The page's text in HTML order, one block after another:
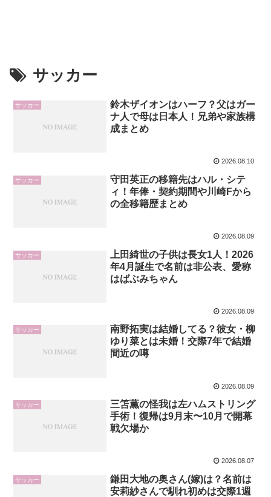
サッカー
サッカー
鈴木ザイオンはハーフ？父はガー
ナ人で母は日本人！兄弟や家族構
成まとめ
2026.08.10
サッカー
守田英正の移籍先はハル・シテ
ィ！年俸・契約期間や川崎Fから
の全移籍歴まとめ
2026.08.09
サッカー
上田綺世の子供は長女1人！2026
年4月誕生で名前は非公表、愛称
はばぶみちゃん
2026.08.09
サッカー
南野拓実は結婚してる？彼女・柳
ゆり菜とは未婚！交際7年で結婚
間近の噂
2026.08.09
サッカー
三笘薫の怪我は左ハムストリング
手術！復帰は9月末〜10月で開幕
戦欠場か
2026.08.07
サッカー
鎌田大地の奥さん(嫁)は？名前は
安莉紗さんで馴れ初めは交際1週